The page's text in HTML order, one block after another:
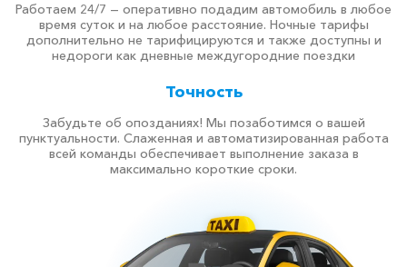
Работаем 24/7 — оперативно подадим автомобиль в любое
время суток и на любое расстояние. Ночные тарифы
дополнительно не тарифицируются и также доступны и
недороги как дневные междугородние поездки
Точность
Забудьте об опозданиях! Мы позаботимся о вашей
пунктуальности. Слаженная и автоматизированная работа
всей команды обеспечивает выполнение заказа в
максимально короткие сроки.